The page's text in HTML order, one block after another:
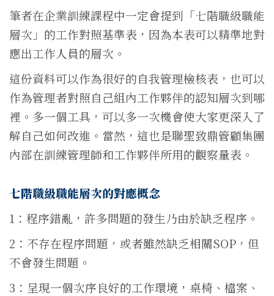
筆者在企業訓練課程中一定會提到「七階職級職能
層次」的工作對照基準表，因為本表可以精準地對
應出工作人員的層次。
這份資料可以作為很好的自我管理檢核表，也可以
作為管理者對照自己組內工作夥伴的認知層次到哪
裡。多一個工具，可以多一次機會使大家更深入了
解自己如何改進。當然，這也是聯聖致鼎管顧集團
內部在訓練管理師和工作夥伴所用的觀察量表。
七階職級職能層次的對應概念
1：程序錯亂，許多問題的發生乃由於缺乏程序。
2：不存在程序問題，或者雖然缺乏相關SOP，但
不會發生問題。
3：呈現一個次序良好的工作環境，桌椅、檔案、